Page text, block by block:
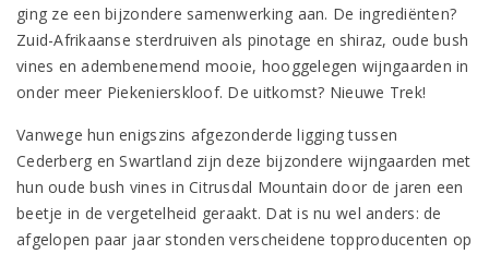
ging ze een bijzondere samenwerking aan. De ingrediënten?
Zuid-Afrikaanse sterdruiven als pinotage en shiraz, oude bush
vines en adembenemend mooie, hooggelegen wijngaarden in
onder meer Piekenierskloof. De uitkomst? Nieuwe Trek!
Vanwege hun enigszins afgezonderde ligging tussen
Cederberg en Swartland zijn deze bijzondere wijngaarden met
hun oude bush vines in Citrusdal Mountain door de jaren een
beetje in de vergetelheid geraakt. Dat is nu wel anders: de
afgelopen paar jaar stonden verscheidene topproducenten op